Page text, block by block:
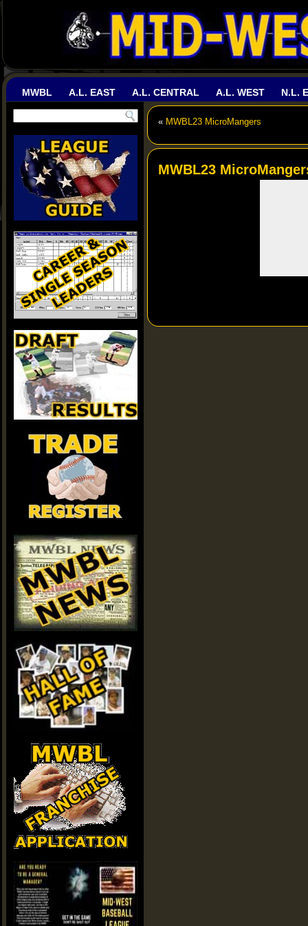
MWBL A.L. EAST A.L. CENTRAL A.L. WEST N.L.
« MWBL23 MicroMangers
MWBL23